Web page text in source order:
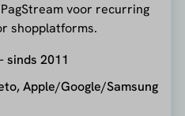
voor recurring
shopplatforms.
sinds 2011
Apple/Google/Samsung